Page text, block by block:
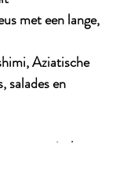
met een lange,
Aziatische
salades en